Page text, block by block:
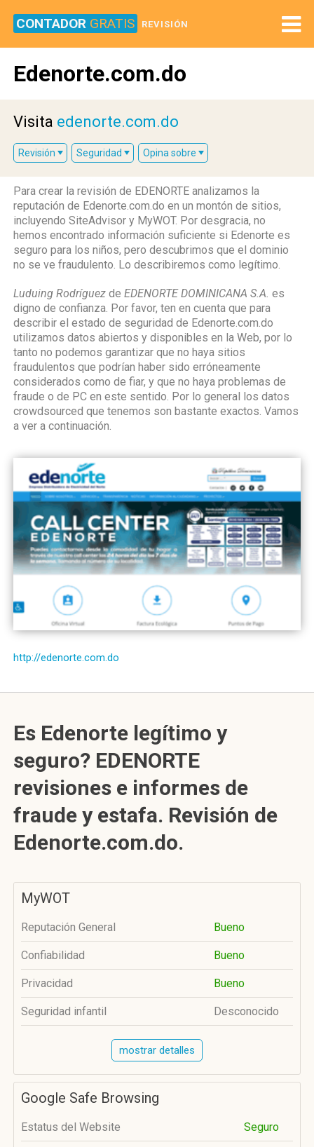
CONTADOR GRATIS REVISIÓN
Edenorte.com.do
Visita edenorte.com.do
Revisión Seguridad Opina sobre
Para crear la revisión de EDENORTE analizamos la
reputación de Edenorte.com.do en un montón de sitios,
incluyendo SiteAdvisor y MyWOT. Por desgracia, no
hemos encontrado información suficiente si Edenorte es
seguro para los niños, pero descubrimos que el dominio
no se ve fraudulento. Lo describiremos como legítimo.
Luduing Rodríguez de EDENORTE DOMINICANA S.A. es
digno de confianza. Por favor, ten en cuenta que para
describir el estado de seguridad de Edenorte.com.do
utilizamos datos abiertos y disponibles en la Web, por lo
tanto no podemos garantizar que no haya sitios
fraudulentos que podrían haber sido erróneamente
considerados como de fiar, y que no haya problemas de
fraude o de PC en este sentido. Por lo general los datos
crowdsourced que tenemos son bastante exactos. Vamos
a ver a continuación.
http://edenorte.com.do
Es Edenorte legítimo y
seguro? EDENORTE
revisiones e informes de
fraude y estafa. Revisión de
Edenorte.com.do.
MyWOT
Reputación General Bueno
Confiabilidad Bueno
Privacidad Bueno
Seguridad infantil Desconocido
mostrar detalles
Google Safe Browsing
Estatus del Website Seguro